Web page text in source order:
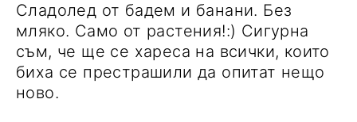
Сладолед от бадем и банани. Без
мляко. Само от растения!:) Сигурна
съм, че ще се хареса на всички, които
биха се престрашили да опитат нещо
ново.